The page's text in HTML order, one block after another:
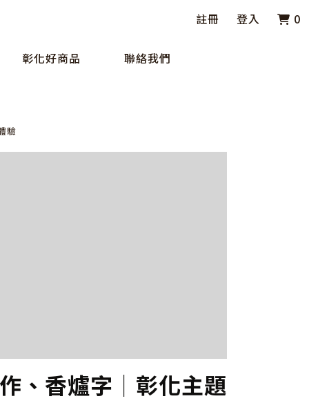
註冊 登入 0
彰化好商品 聯絡我們
驗
、香爐字│彰化主題